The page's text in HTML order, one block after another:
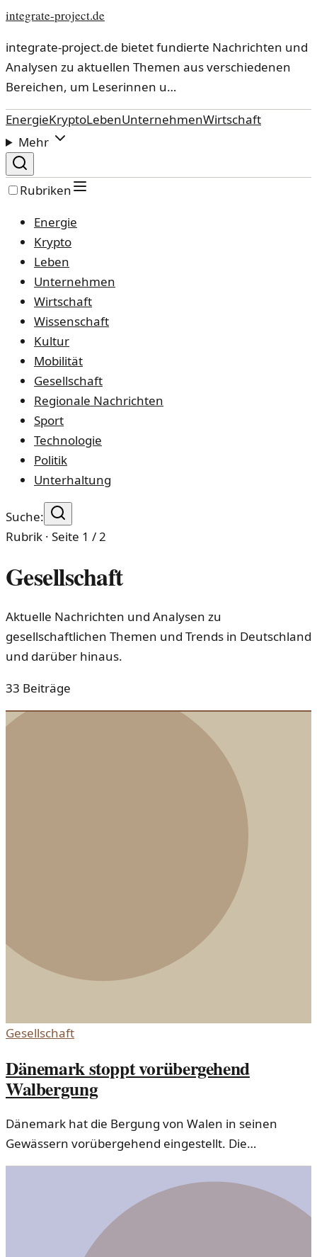
integrate-project.de
integrate-project.de bietet fundierte Nachrichten und
Analysen zu aktuellen Themen aus verschiedenen
Bereichen, um Leserinnen u…
EnergieKryptoLebenUnternehmenWirtschaft
Mehr
Rubriken
Energie
Krypto
Leben
Unternehmen
Wirtschaft
Wissenschaft
Kultur
Mobilität
Gesellschaft
Regionale Nachrichten
Sport
Technologie
Politik
Unterhaltung
Suche:
Rubrik · Seite 1 /2
Gesellschaft
Aktuelle Nachrichten und Analysen zu
gesellschaftlichen Themen und Trends in Deutschland
und darüber hinaus.
33 Beiträge
Gesellschaft
Dänemark stoppt vorübergehend
Walbergung
Dänemark hat die Bergung von Walen in seinen
Gewässern vorübergehend eingestellt. Die
Entscheidung wirft Fragen zur Tier- und